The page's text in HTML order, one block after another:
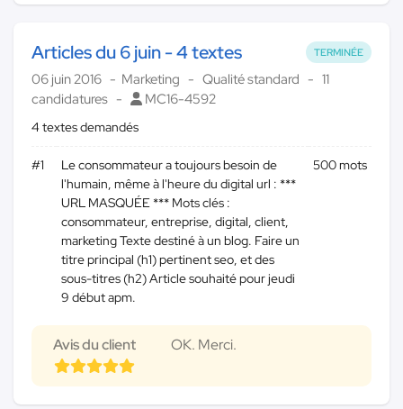
TERMINÉE
Articles du 6 juin - 4 textes
06 juin 2016 Marketing Qualité standard
11
candidatures
MC16-4592
4 textes demandés
#1
Le consommateur a toujours besoin de
l'humain, même à l'heure du digital url : ***
URL MASQUÉE *** Mots clés :
consommateur, entreprise, digital, client,
marketing Texte destiné à un blog. Faire un
titre principal (h1) pertinent seo, et des
sous-titres (h2) Article souhaité pour jeudi
9 début apm.
500 mots
Avis du client OK. Merci.